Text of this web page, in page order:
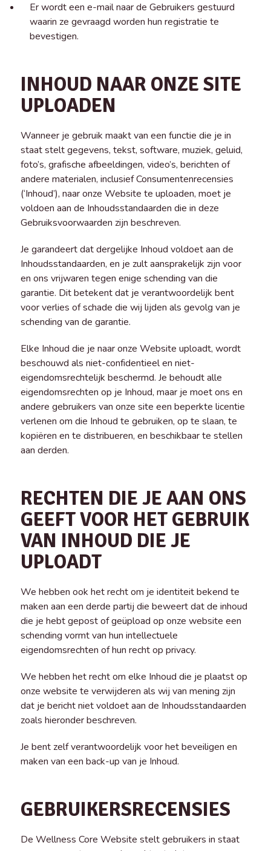
Er wordt een e-mail naar de Gebruikers gestuurd
waarin ze gevraagd worden hun registratie te
bevestigen.
INHOUD NAAR ONZE SITE
UPLOADEN
Wanneer je gebruik maakt van een functie die je in
staat stelt gegevens, tekst, software, muziek, geluid,
foto’s, grafische afbeeldingen, video’s, berichten of
andere materialen, inclusief Consumentenrecensies
(‘Inhoud’), naar onze Website te uploaden, moet je
voldoen aan de Inhoudsstandaarden die in deze
Gebruiksvoorwaarden zijn beschreven.
Je garandeert dat dergelijke Inhoud voldoet aan de
Inhoudsstandaarden, en je zult aansprakelijk zijn voor
en ons vrijwaren tegen enige schending van die
garantie. Dit betekent dat je verantwoordelijk bent
voor verlies of schade die wij lijden als gevolg van je
schending van de garantie.
Elke Inhoud die je naar onze Website uploadt, wordt
beschouwd als niet-confidentieel en niet-
eigendomsrechtelijk beschermd. Je behoudt alle
eigendomsrechten op je Inhoud, maar je moet ons en
andere gebruikers van onze site een beperkte licentie
verlenen om die Inhoud te gebruiken, op te slaan, te
kopiëren en te distribueren, en beschikbaar te stellen
aan derden.
RECHTEN DIE JE AAN ONS
GEEFT VOOR HET GEBRUIK
VAN INHOUD DIE JE
UPLOADT
We hebben ook het recht om je identiteit bekend te
maken aan een derde partij die beweert dat de inhoud
die je hebt gepost of geüpload op onze website een
schending vormt van hun intellectuele
eigendomsrechten of hun recht op privacy.
We hebben het recht om elke Inhoud die je plaatst op
onze website te verwijderen als wij van mening zijn
dat je bericht niet voldoet aan de Inhoudsstandaarden
zoals hieronder beschreven.
Je bent zelf verantwoordelijk voor het beveiligen en
maken van een back-up van je Inhoud.
GEBRUIKERSRECENSIES
De Wellness Core Website stelt gebruikers in staat